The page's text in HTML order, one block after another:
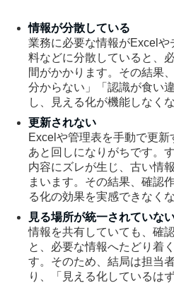
情報が分散している
業務に必要な情報がExcel
料などに分散していると、
間がかかります。その結果
分からない」「認識が食い
し、見える化が機能しなく
更新されない
Excelや管理表を手動で更
あと回しになりがちです。
内容にズレが生じ、古い情
まいます。その結果、確認
る化の効果を実感できなくな
見る場所が統一されていな
情報を共有していても、確
と、必要な情報へたどり着
す。そのため、結局は担当
り、「見える化しているは